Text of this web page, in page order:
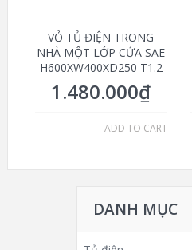
VỎ TỦ ĐIỆN TRONG
NHÀ MỘT LỚP CỬA SAE
H600XW400XD250 T1.2
1.480.000₫
ADD TO CART
DANH MỤC